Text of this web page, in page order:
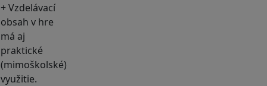
+ Vzdelávací
obsah v hre
má aj
praktické
(mimoškolské)
využitie.